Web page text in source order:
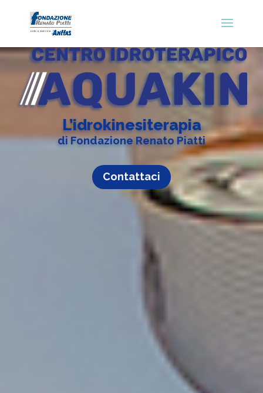
L’idrokinesiterapia
di Fondazione Renato Piatti
Contattaci